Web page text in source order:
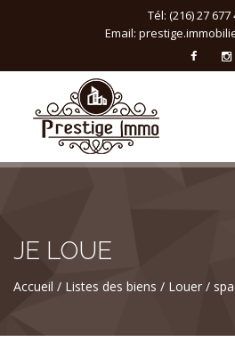
Tél: (216) 27 677
Email:
JE LOUE
Accueil Listes des biens Louer